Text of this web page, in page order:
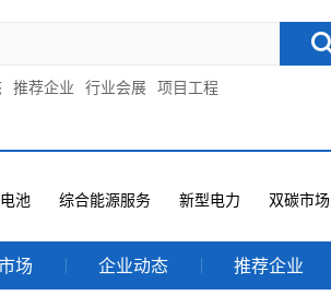
推荐企业 行业会展 项目工程
电池 综合能源服务 新型电力 双碳市场
场 企业动态 推荐企业